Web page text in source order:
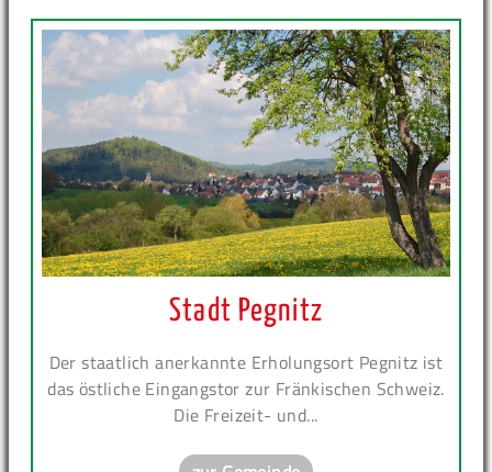
Stadt Pegnitz
Der staatlich anerkannte Erholungsort Pegnitz ist
das östliche Eingangstor zur Fränkischen Schweiz.
Die Freizeit- und...